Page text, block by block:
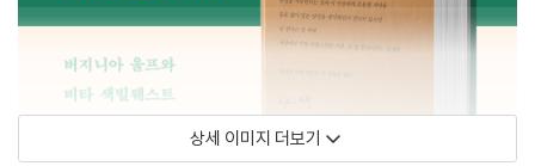
상세 이미지 더보기